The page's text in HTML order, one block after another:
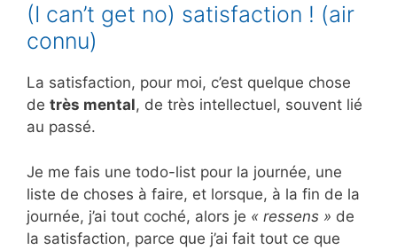
(I can’t get no) satisfaction ! (air
connu)
La satisfaction, pour moi, c’est quelque chose
de très mental, de très intellectuel, souvent lié
au passé.
Je me fais une todo-list pour la journée, une
liste de choses à faire, et lorsque, à la fin de la
journée, j’ai tout coché, alors je « ressens » de
la satisfaction, parce que j’ai fait tout ce que